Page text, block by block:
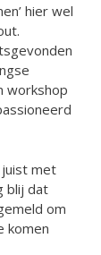
hier wel
workshop
juist met
blij dat
om
komen